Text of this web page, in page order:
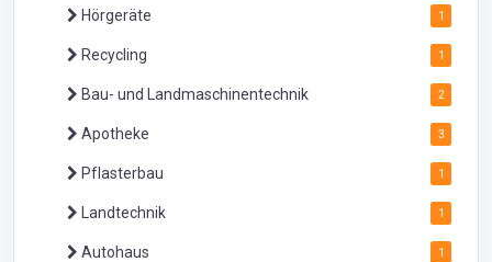
Hörgeräte 1
Recycling 1
Bau- und Landmaschinentechnik 2
Apotheke 3
Pflasterbau 1
Landtechnik 1
Autohaus 1